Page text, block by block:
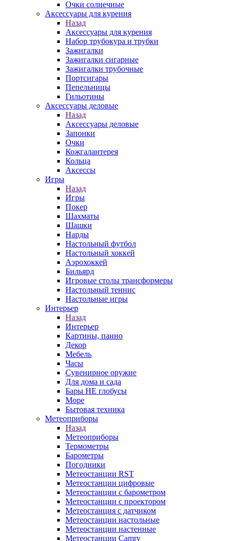
Очки солнечные
Аксессуары для курения
Назад
Аксессуары для курения
Набор трубокура и трубки
Зажигалки
Зажигалки сигарные
Зажигалки трубочные
Портсигары
Пепельницы
Гильотины
Аксессуары деловые
Назад
Аксессуары деловые
Запонки
Очки
Кожгалантерея
Кольца
Аксессы
Игры
Назад
Игры
Покер
Шахматы
Шашки
Нарды
Настольный футбол
Настольный хоккей
Аэрохоккей
Бильярд
Игровые столы трансформеры
Настольный теннис
Настольные игры
Интерьер
Назад
Интерьер
Картины, панно
Декор
Мебель
Часы
Сувенирное оружие
Для дома и сада
Бары НЕ глобусы
Море
Бытовая техника
Метеоприборы
Назад
Метеоприборы
Термометры
Барометры
Погодники
Метеостанции RST
Метеостанции цифровые
Метеостанции с барометром
Метеостанции с проектором
Метеостанция с датчиком
Метеостанции настольные
Метеостанции настенные
Метеостанции Camry